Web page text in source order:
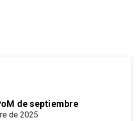
de septiembre
de 2025